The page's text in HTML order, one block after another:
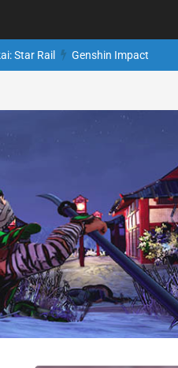
Star Rail Genshin Impact